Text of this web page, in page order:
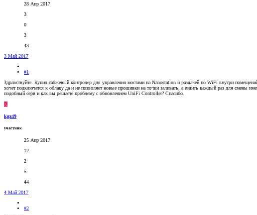
28 Апр 2017
3
0
3
43
3 Май 2017
#1
Здравствуйте. Купил сабжевый контролер для управления мостами на Nanostation и раздачей по WiFi внутри
хочет подключатся к облаку да и не позволяет новые прошивки на точки заливать, а ездить каждый раз для
подобный серв и как вы решаете проблему с обновлением UniFi Controller? Спасибо.
K
kgz49
участник
25 Апр 2017
12
2
5
44
4 Май 2017
#2